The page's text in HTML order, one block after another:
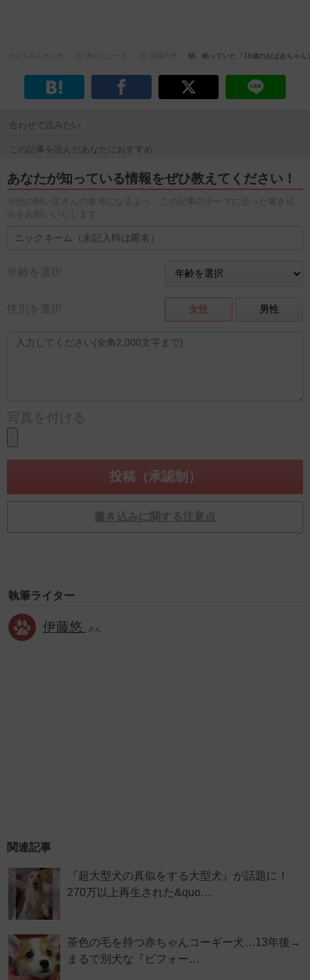
朝、眠っていた『16歳のおばあちゃ
合わせて読みたい
この記事を読んだあなたにおすすめ
あなたが知っている情報をぜひ教えてください！
※他の飼い主さんの参考になるよう、この記事のテーマに沿った書き込
みをお願いいたします。
年齢を選択
性別を選択 女性 男性
写真を付ける
書き込みに関する注意点
執筆ライター
伊藤悠 さん
関連記事
『超大型犬の真似をする大型犬』が話題に！
270万以上再生された&quo…
茶色の毛を持つ赤ちゃんコーギー犬…13年後→
まるで別犬な『ビフォー…